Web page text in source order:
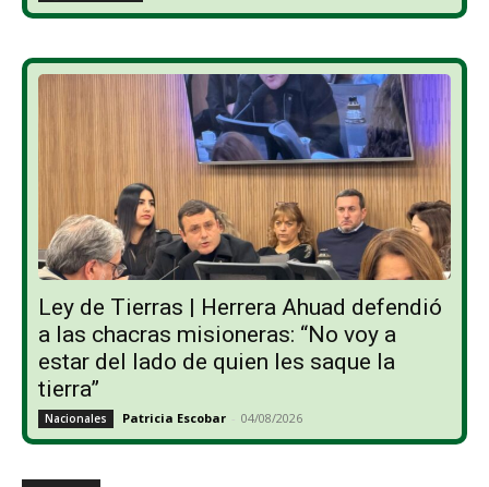
Ley de Tierras | Herrera Ahuad defendió
a las chacras misioneras: “No voy a
estar del lado de quien les saque la
tierra”
Nacionales Patricia Escobar - 04/08/2026